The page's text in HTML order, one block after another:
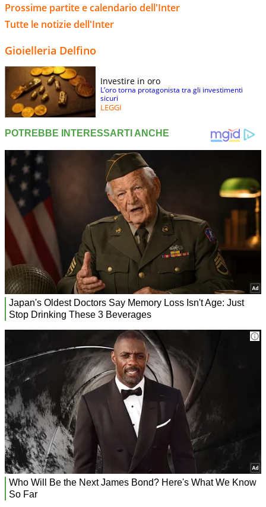
Prossime partite e calendario dell'Inter
Tutte le notizie dell'Inter
Gioielleria Delfino
Investire in oro
L’oro torna protagonista tra gli investimenti
sicuri
LEGGI